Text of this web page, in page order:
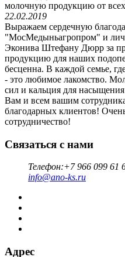
22.02.2019
Выражаем сердечную
"МосМедыньагропром" и
Эконива Штефану Дюрр за
продукцию для наших
бесценна. В каждой семье,
- это любимое лакомство.
сил и кальция для
Вам и всем вашим
благодарных клиентов!
сотрудничество!
Связаться с нами
Телефон:+7 966 099 61
info@ano-ks.ru
Адрес